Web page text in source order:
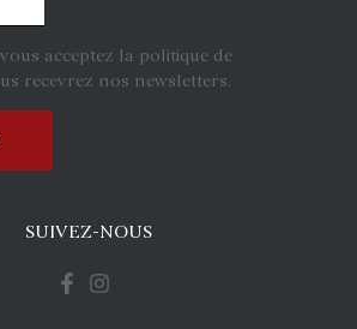
acceptez la politique de
recevrez nos newsletters.
SUIVEZ-NOUS